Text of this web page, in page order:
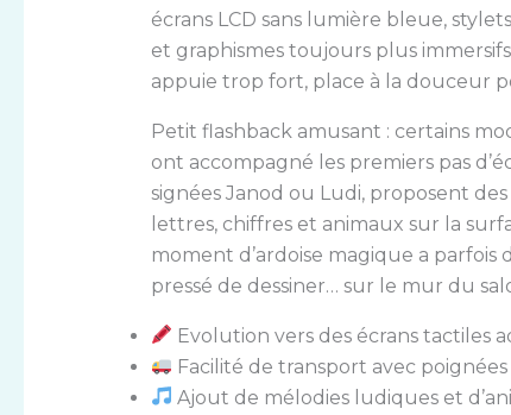
écrans LCD sans lumière bleue,
et graphismes toujours plus
appuie trop fort, place à la douceur
Petit flashback amusant : certains
ont accompagné les premiers pas
signées Janod ou Ludi, proposent
lettres, chiffres et animaux sur la
moment d’ardoise magique a
pressé de dessiner… sur le mur du
Evolution vers des écrans tactiles
Facilité de transport avec
Ajout de mélodies ludiques et